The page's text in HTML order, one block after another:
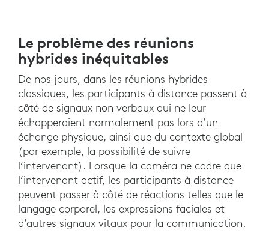
Le problème des réunions
hybrides inéquitables
De nos jours, dans les réunions hybrides
classiques, les participants à distance passent à
côté de signaux non verbaux qui ne leur
échapperaient normalement pas lors d’un
échange physique, ainsi que du contexte global
(par exemple, la possibilité de suivre
l’intervenant). Lorsque la caméra ne cadre que
l’intervenant actif, les participants à distance
peuvent passer à côté de réactions telles que le
langage corporel, les expressions faciales et
d’autres signaux vitaux pour la communication.